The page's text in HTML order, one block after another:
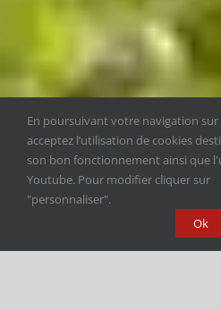
En poursuivant votre navigation sur
acceptez l’utilisation de cookies
son bon fonctionnement ainsi que
Youtube. Pour modifier cliquer sur
"personnaliser".
Ok